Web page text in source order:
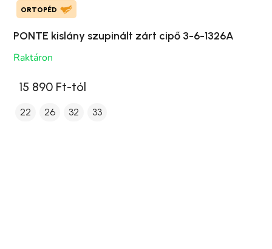
ORTOPÉD
PONTE kislány szupinált zárt cipő 3-6-1326A
Raktáron
15 890 Ft-tól
22 26 32 33